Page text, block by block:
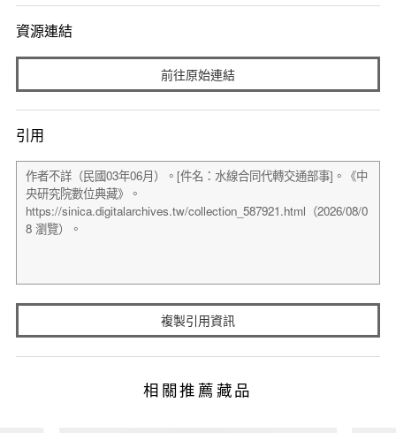
資源連結
前往原始連結
引用
複製引用資訊
相關推薦藏品